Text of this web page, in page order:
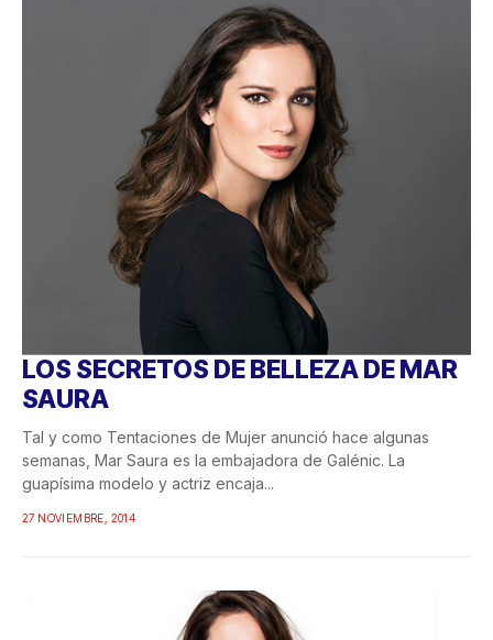
LOS SECRETOS DE BELLEZA DE MAR
SAURA
Tal y como Tentaciones de Mujer anunció hace algunas
semanas, Mar Saura es la embajadora de Galénic. La
guapísima modelo y actriz encaja...
27 NOVIEMBRE, 2014